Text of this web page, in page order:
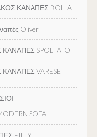
ΚΑΝΑΠΕΣ BOLLA
Oliver
SPOLTATO
VARESE
SOFA
FILLY